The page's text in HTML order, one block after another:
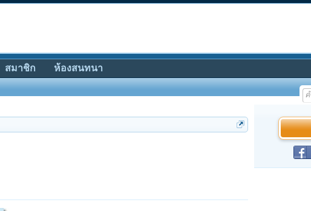
สมาชิก ห้องสนทนา